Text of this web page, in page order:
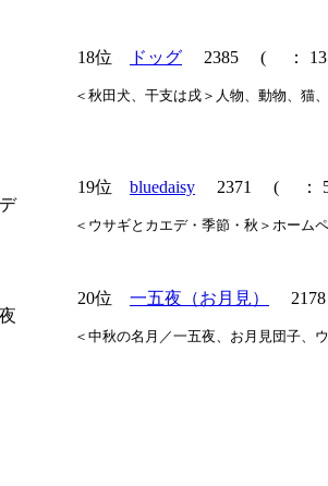
18位 ドッグ 2385 ( ：
＜秋田犬、干支は戌＞人物、動物、猫
19位 bluedaisy 2371 ( ：
＜ウサギとカエデ・季節・秋＞ホーム
20位 一五夜（お月見） 2178
＜中秋の名月／一五夜、お月見団子、